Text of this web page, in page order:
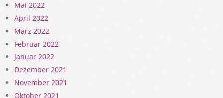
Mai 2022
April 2022
März 2022
Februar 2022
Januar 2022
Dezember 2021
November 2021
Oktober 2021